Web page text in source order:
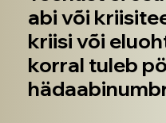
abi või
kriisi või
korral tuleb